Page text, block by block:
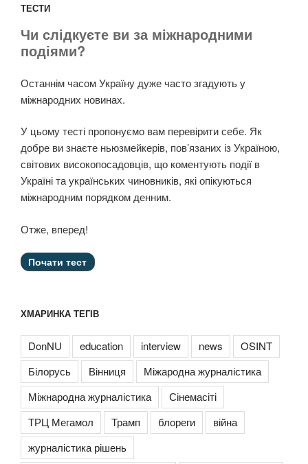
ТЕСТИ
Чи слідкуєте ви за міжнародними
подіями?
Останнім часом Україну дуже часто згадують у
міжнародних новинах.
У цьому тесті пропонуємо вам перевірити себе. Як
добре ви знаєте ньюзмейкерів, пов’язаних із Україною,
світових високопосадовців, що коментують події в
Україні та українських чиновників, які опікуються
міжнародним порядком денним.
Отже, вперед!
ХМАРИНКА ТЕГІВ
DonNU education interview news
OSINT
Білорусь
Вінниця
Міжародна журналістика
Міжнародна журналістика
Сінемасіті
ТРЦ Мегамол
Трамп блореги
війна
журналістика рішень